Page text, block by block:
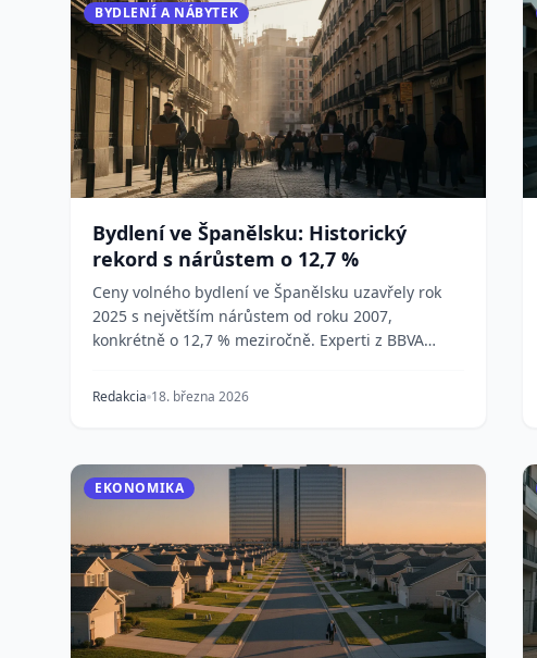
BYDLENÍ A NÁBYTEK
Bydlení ve Španělsku: Historický
rekord s nárůstem o 12,7 %
Ceny volného bydlení ve Španělsku uzavřely rok
2025 s největším nárůstem od roku 2007,
konkrétně o 12,7 % meziročně. Experti z BBVA
Redakcia 18. března 2026
EKONOMIKA